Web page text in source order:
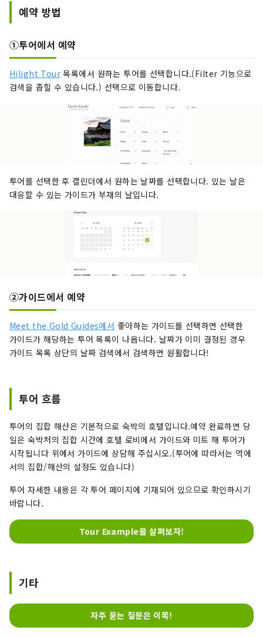
예약 방법
①투어에서 예약
Hilight Tour 목록에서 원하는 투어를 선택합니다.(Filter 기능으로
검색을 좁힐 수 있습니다.) 선택으로 이동합니다.
투어를 선택한 후 캘린더에서 원하는 날짜를 선택합니다. 있는 날은
대응할 수 있는 가이드가 부재의 날입니다.
②가이드에서 예약
Meet the Gold Guides에서 좋아하는 가이드를 선택하면 선택한
가이드가 해당하는 투어 목록이 나옵니다. 날짜가 이미 결정된 경우
가이드 목록 상단의 날짜 검색에서 검색하면 원활합니다!
투어 흐름
투어의 집합 해산은 기본적으로 숙박의 호텔입니다.예약 완료하면 당
일은 숙박처의 집합 시간에 호텔 로비에서 가이드와 미트 해 투어가
시작됩니다 위에서 가이드에 상담해 주십시오.(투어에 따라서는 역에
서의 집합/해산의 설정도 있습니다)
투어 자세한 내용은 각 투어 페이지에 기재되어 있으므로 확인하시기
바랍니다.
Tour Example을 살펴보자!
기타
자주 묻는 질문은 이쪽!